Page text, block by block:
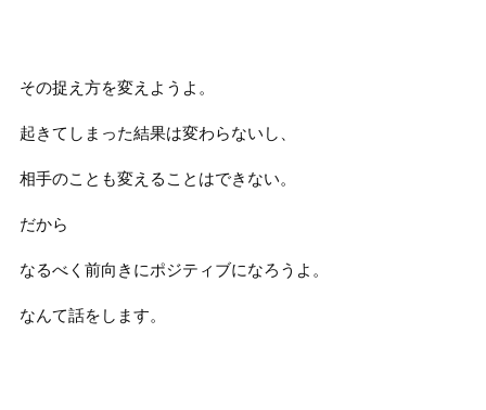
その捉え方を変えようよ。
起きてしまった結果は変わらないし、
相手のことも変えることはできない。
だから
なるべく前向きにポジティブになろうよ。
なんて話をします。